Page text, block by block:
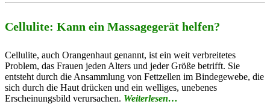
Cellulite: Kann ein Massagegerät helfen?
Cellulite, auch Orangenhaut genannt, ist ein weit verbreitetes
Problem, das Frauen jeden Alters und jeder Größe betrifft. Sie
entsteht durch die Ansammlung von Fettzellen im Bindegewebe, die
sich durch die Haut drücken und ein welliges, unebenes
Erscheinungsbild verursachen. Weiterlesen…